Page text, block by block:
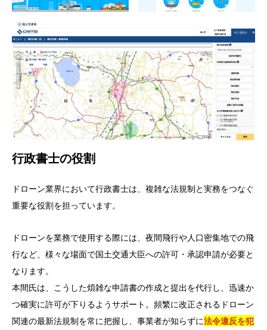
行政書士の役割
ドローン業界において行政書士は、複雑な法規制と実務をつなぐ
重要な役割を担っています。
ドローンを業務で使用する際には、夜間飛行や人口密集地での飛
行など、様々な場面で国土交通大臣への許可・承認申請が必要と
なります。
本間氏は、こうした煩雑な申請書の作成と提出を代行し、迅速か
つ確実に許可が下りるようサポート。頻繁に改正されるドローン
関連の最新法規制を常に把握し、事業者が知らずに法令違反を犯